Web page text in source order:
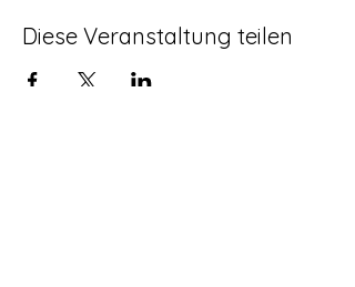
Diese Veranstaltung teilen